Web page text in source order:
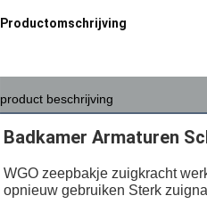
Productomschrijving
product beschrijving
Badkamer Armaturen
WGO zeepbakje zuigkracht
opnieuw gebruiken Sterk